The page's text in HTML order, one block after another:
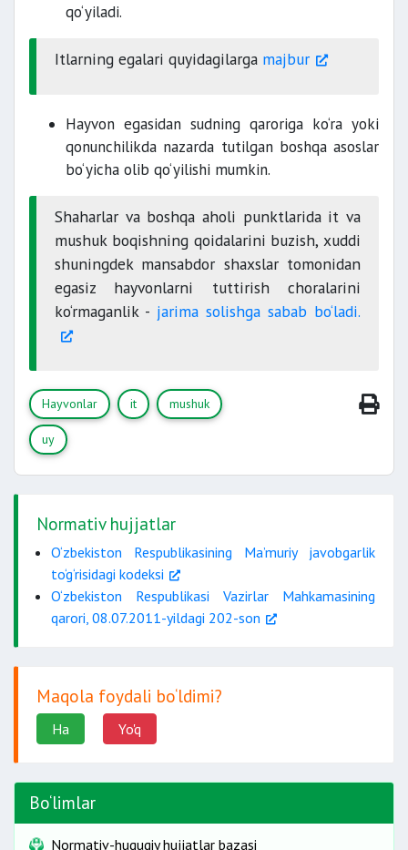
qo‘yiladi.
Itlarning egalari quyidagilarga majbur
Hayvon egasidan sudning qaroriga ko‘ra yoki
qonunchilikda nazarda tutilgan boshqa asoslar
bo‘yicha olib qo‘yilishi mumkin.
Shaharlar va boshqa aholi punktlarida it va
mushuk boqishning qoidalarini buzish, xuddi
shuningdek mansabdor shaxslar tomonidan
egasiz hayvonlarni tuttirish choralarini
ko‘rmaganlik - jarima solishga sabab bo‘ladi.
Hayvonlar it mushuk
uy
Normativ hujjatlar
O‘zbekiston Respublikasining Ma’muriy javobgarlik
to‘g‘risidagi kodeksi
O‘zbekiston Respublikasi Vazirlar Mahkamasining
qarori, 08.07.2011-yildagi 202-son
Maqola foydali bo‘ldimi?
Ha Yo'q
Bo‘limlar
Normativ-huquqiy hujjatlar bazasi